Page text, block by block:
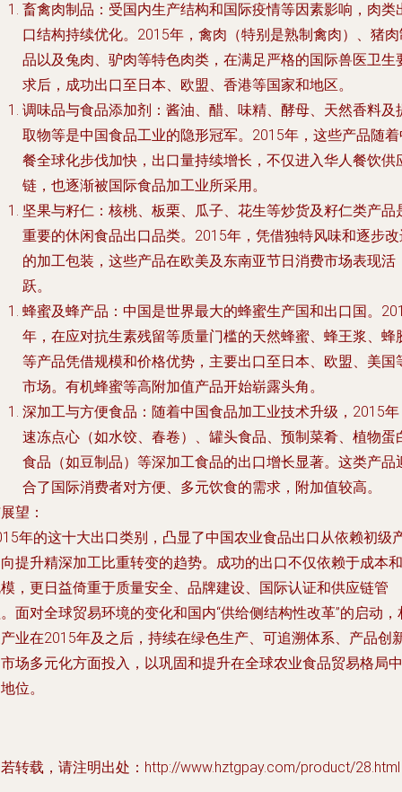
畜禽肉制品 ：受国内生产结构和国际疫情等因素影响，肉类
口结构持续优化。2015年，禽肉（特别是熟制禽肉）、猪
品以及兔肉、驴肉等特色肉类，在满足严格的国际兽医卫生
求后，成功出口至日本、欧盟、香港等国家和地区。
调味品与食品添加剂 ：酱油、醋、味精、酵母、天然香料及
取物等是中国食品工业的隐形冠军。2015年，这些产品随
餐全球化步伐加快，出口量持续增长，不仅进入华人餐饮供
链，也逐渐被国际食品加工业所采用。
坚果与籽仁 ：核桃、板栗、瓜子、花生等炒货及籽仁类产品
重要的休闲食品出口品类。2015年，凭借独特风味和逐步
的加工包装，这些产品在欧美及东南亚节日消费市场表现活
跃。
蜂蜜及蜂产品 ：中国是世界最大的蜂蜜生产国和出口国。
年，在应对抗生素残留等质量门槛的天然蜂蜜、蜂王浆、蜂
等产品凭借规模和价格优势，主要出口至日本、欧盟、美国
市场。有机蜂蜜等高附加值产品开始崭露头角。
深加工与方便食品 ：随着中国食品加工业技术升级，2015
速冻点心（如水饺、春卷）、罐头食品、预制菜肴、植物蛋
食品（如豆制品）等深加工食品的出口增长显著。这类产品
合了国际消费者对方便、多元饮食的需求，附加值较高。
望 ：
年的这十大出口类别，凸显了中国农业食品出口从依赖初级
提升精深加工比重转变的趋势。成功的出口不仅依赖于成本和
，更日益倚重于质量安全、品牌建设、国际认证和供应链管
面对全球贸易环境的变化和国内“供给侧结构性改革”的启动，
业在2015年及之后，持续在绿色生产、可追溯体系、产品创
场多元化方面投入，以巩固和提升在全球农业食品贸易格局中
位。
转载，请注明出处：http://www.hztgpay.com/product/28.html